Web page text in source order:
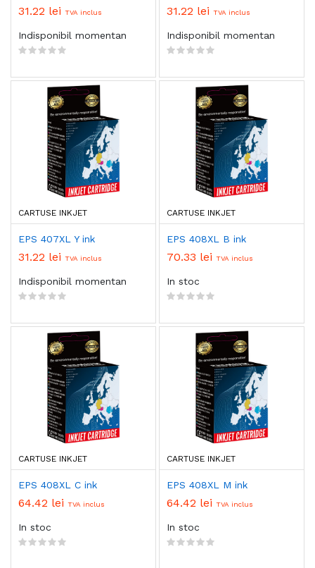
31.22 lei TVA inclus
Indisponibil momentan
31.22 lei TVA inclus
Indisponibil momentan
CARTUSE INKJET
EPS 407XL Y ink
31.22 lei TVA inclus
Indisponibil momentan
CARTUSE INKJET
EPS 408XL B ink
70.33 lei TVA inclus
In stoc
CARTUSE INKJET
EPS 408XL C ink
64.42 lei TVA inclus
In stoc
CARTUSE INKJET
EPS 408XL M ink
64.42 lei TVA inclus
In stoc